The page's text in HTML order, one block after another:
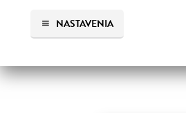
NASTAVENIA
28,03 €